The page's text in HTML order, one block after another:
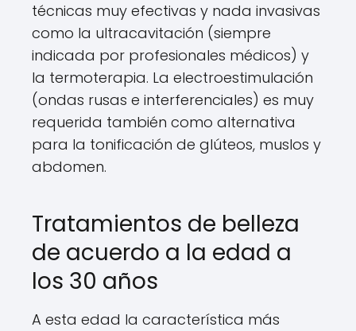
técnicas muy efectivas y nada invasivas
como la ultracavitación (siempre
indicada por profesionales médicos) y
la termoterapia. La electroestimulación
(ondas rusas e interferenciales) es muy
requerida también como alternativa
para la tonificación de glúteos, muslos y
abdomen.
Tratamientos de belleza
de acuerdo a la edad a
los 30 años
A esta edad la característica más